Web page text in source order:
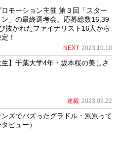
モーション主催 第３回「スター
」の最終選考会。応募総数16,39
抜かれたファイナリスト16人から
！
NEXT 2023.10.10
生】千葉大学4年・坂本桜の美しさ
連載 2023.03.22
ズでバズったグラドル・累累って
ビュー）